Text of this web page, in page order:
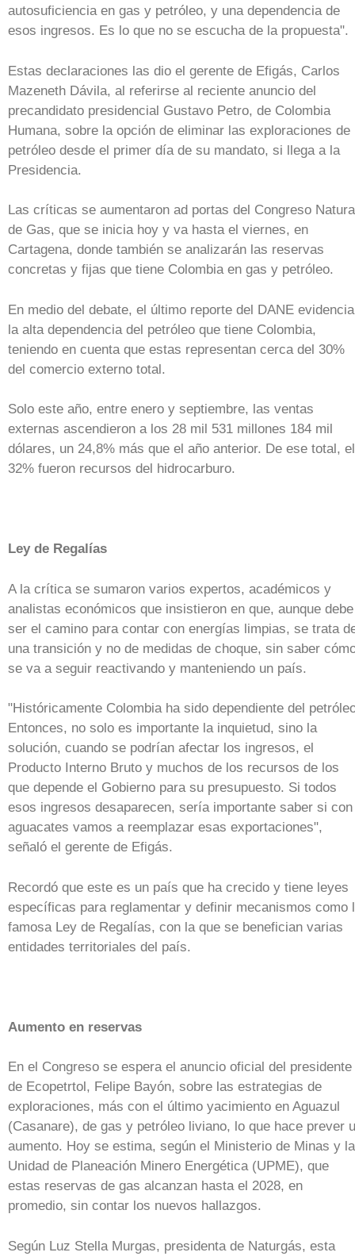
autosuficiencia en gas y petróleo, y una dependencia de
esos ingresos. Es lo que no se escucha de la propuesta".
Estas declaraciones las dio el gerente de Efigás, Carlos
Mazeneth Dávila, al referirse al reciente anuncio del
precandidato presidencial Gustavo Petro, de Colombia
Humana, sobre la opción de eliminar las exploraciones de
petróleo desde el primer día de su mandato, si llega a la
Presidencia.
Las críticas se aumentaron ad portas del Congreso
de Gas, que se inicia hoy y va hasta el viernes, en
Cartagena, donde también se analizarán las reservas
concretas y fijas que tiene Colombia en gas y petróleo.
En medio del debate, el último reporte del DANE evidencia
la alta dependencia del petróleo que tiene Colombia,
teniendo en cuenta que estas representan cerca del 30%
del comercio externo total.
Solo este año, entre enero y septiembre, las ventas
externas ascendieron a los 28 mil 531 millones 184 mil
dólares, un 24,8% más que el año anterior. De ese total, el
32% fueron recursos del hidrocarburo.
Ley de Regalías
A la crítica se sumaron varios expertos, académicos y
analistas económicos que insistieron en que, aunque debe
ser el camino para contar con energías limpias, se trata
una transición y no de medidas de choque, sin saber
se va a seguir reactivando y manteniendo un país.
"Históricamente Colombia ha sido dependiente del
Entonces, no solo es importante la inquietud, sino la
solución, cuando se podrían afectar los ingresos, el
Producto Interno Bruto y muchos de los recursos de los
que depende el Gobierno para su presupuesto. Si todos
esos ingresos desaparecen, sería importante saber si con
aguacates vamos a reemplazar esas exportaciones",
señaló el gerente de Efigás.
Recordó que este es un país que ha crecido y tiene leyes
específicas para reglamentar y definir mecanismos como
famosa Ley de Regalías, con la que se benefician varias
entidades territoriales del país.
Aumento en reservas
En el Congreso se espera el anuncio oficial del presidente
de Ecopetrtol, Felipe Bayón, sobre las estrategias de
exploraciones, más con el último yacimiento en Aguazul
(Casanare), de gas y petróleo liviano, lo que hace prever
aumento. Hoy se estima, según el Ministerio de Minas y la
Unidad de Planeación Minero Energética (UPME), que
estas reservas de gas alcanzan hasta el 2028, en
promedio, sin contar los nuevos hallazgos.
Según Luz Stella Murgas, presidenta de Naturgás, esta